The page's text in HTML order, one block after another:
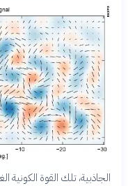
الجاذبية، تلك القوة